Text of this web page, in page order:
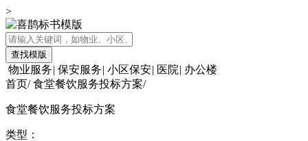
>
查找模版
物业服务| 保安服务| 小区保安| 医院| 办公楼
首页/ 食堂餐饮服务投标方案/
食堂餐饮服务投标方案
类型：